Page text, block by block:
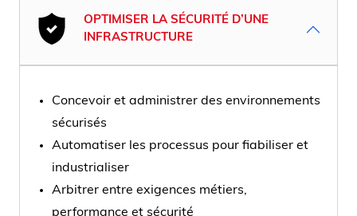
OPTIMISER LA SÉCURITÉ D’UNE
INFRASTRUCTURE
Concevoir et administrer des environnements
sécurisés
Automatiser les processus pour fiabiliser et
industrialiser
Arbitrer entre exigences métiers,
performance et sécurité